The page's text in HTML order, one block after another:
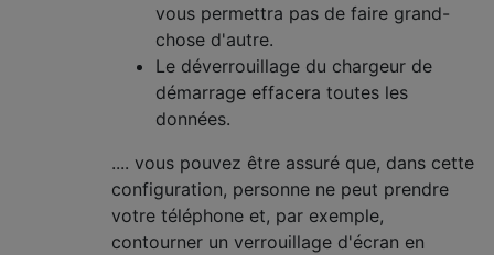
vous permettra pas de faire grand-
chose d'autre.
Le déverrouillage du chargeur de
démarrage effacera toutes les
données.
.... vous pouvez être assuré que, dans cette
configuration, personne ne peut prendre
votre téléphone et, par exemple,
contourner un verrouillage d'écran en